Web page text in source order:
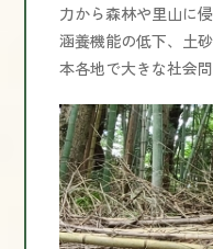
力から森林や里山に
涵養機能の低下、土
本各地で大きな社会